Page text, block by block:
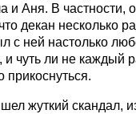
и Аня. В частности,
декан несколько
с ней настолько
и чуть ли не каждый
прикоснуться.
жуткий скандал,